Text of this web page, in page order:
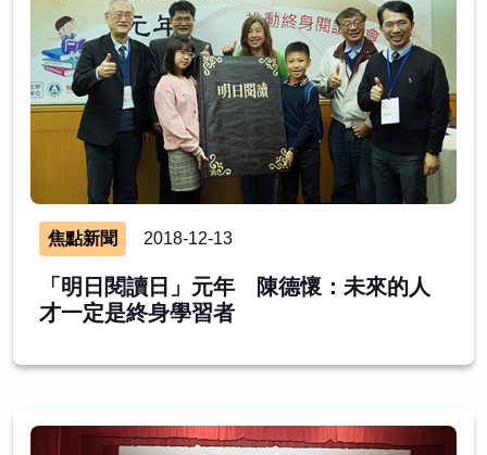
焦點新聞 2018-12-13
「明日閱讀日」元年 陳德懷：未來的人
才一定是終身學習者